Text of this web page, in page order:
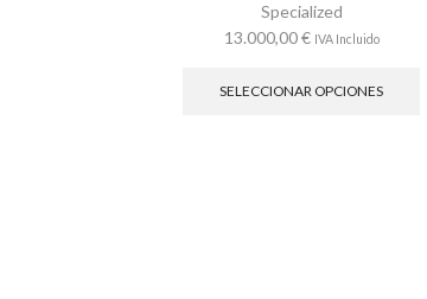
Specialized
13.000,00€ IVA Incluido
SELECCIONAR OPCIONES